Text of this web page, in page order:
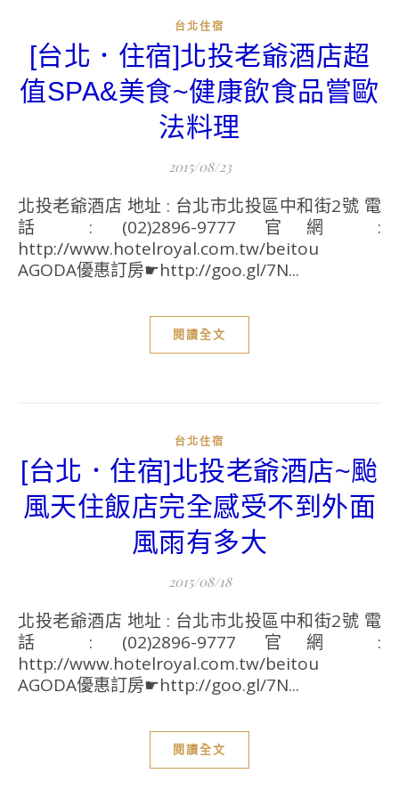
台北住宿
[台北．住宿]北投老爺酒店超
值SPA&美食~健康飲食品嘗歐
法料理
2015/08/23
北投老爺酒店 地址 : 台北市北投區中和街2號 電
話 : (02)2896-9777 官網 :
http://www.hotelroyal.com.tw/beitou
AGODA優惠訂房☛http://goo.gl/7N...
閱讀全文
台北住宿
[台北．住宿]北投老爺酒店~颱
風天住飯店完全感受不到外面
風雨有多大
2015/08/18
北投老爺酒店 地址 : 台北市北投區中和街2號 電
話 : (02)2896-9777 官網 :
http://www.hotelroyal.com.tw/beitou
AGODA優惠訂房☛http://goo.gl/7N...
閱讀全文